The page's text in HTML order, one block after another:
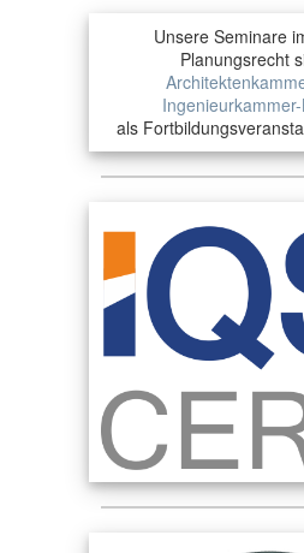
Unsere Seminare
Planungsrecht
als